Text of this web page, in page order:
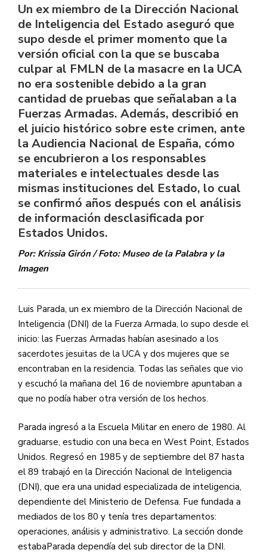
Un ex miembro de la Dirección Nacional
de Inteligencia del Estado aseguró que
supo desde el primer momento que la
versión oficial con la que se buscaba
culpar al FMLN de la masacre en la UCA
no era sostenible debido a la gran
cantidad de pruebas que señalaban a la
Fuerzas Armadas. Además, describió en
el juicio histórico sobre este crimen, ante
la Audiencia Nacional de España, cómo
se encubrieron a los responsables
materiales e intelectuales desde las
mismas instituciones del Estado, lo cual
se confirmó años después con el análisis
de información desclasificada por
Estados Unidos.
Por: Krissia Girón / Foto: Museo de la Palabra y la
Imagen
Luis Parada, un ex miembro de la Dirección Nacional de
Inteligencia (DNI) de la Fuerza Armada, lo supo desde el
inicio: las Fuerzas Armadas habían asesinado a los
sacerdotes jesuitas de la UCA y dos mujeres que se
encontraban en la residencia. Todas las señales que vio
y escuchó la mañana del 16 de noviembre apuntaban a
que no podía haber otra versión de los hechos.
Parada ingresó a la Escuela Militar en enero de 1980. Al
graduarse, estudio con una beca en West Point, Estados
Unidos. Regresó en 1985 y de septiembre del 87 hasta
el 89 trabajó en la Dirección Nacional de Inteligencia
(DNI), que era una unidad especializada de inteligencia,
dependiente del Ministerio de Defensa. Fue fundada a
mediados de los 80 y tenía tres departamentos:
operaciones, análisis y administrativo. La sección donde
estabaParada dependía del sub director de la DNI.